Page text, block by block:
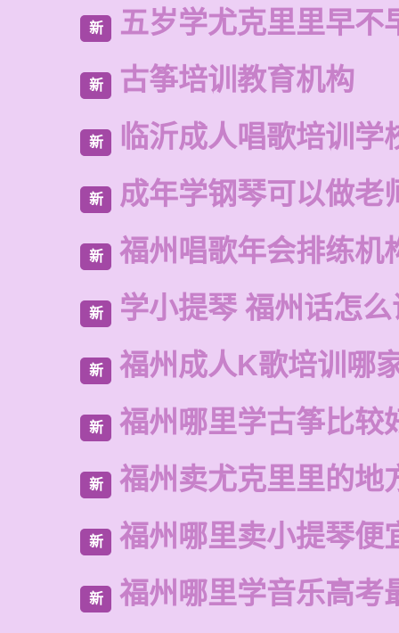
新 五岁学尤克里里早不
新 古筝培训教育机构
新 临沂成人唱歌培训学
新 成年学钢琴可以做老
新 福州唱歌年会排练机
新 学小提琴 福州话怎
新 福州成人K歌培训哪
新 福州哪里学古筝比较
新 福州卖尤克里里的地
新 福州哪里卖小提琴便
新 福州哪里学音乐高考